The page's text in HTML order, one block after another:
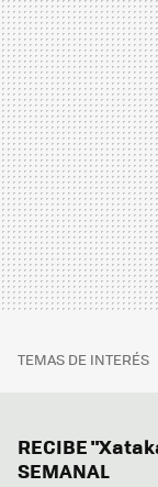
TEMAS DE INTERÉS
RECIBE
SEMANAL